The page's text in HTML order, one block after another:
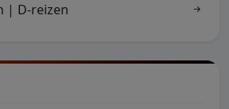
| D-reizen